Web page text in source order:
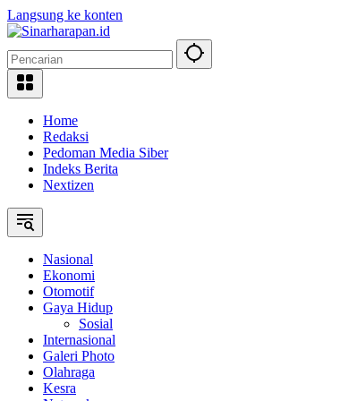
Langsung ke konten
Home
Redaksi
Pedoman Media Siber
Indeks Berita
Nextizen
Nasional
Ekonomi
Otomotif
Gaya Hidup
Sosial
Internasional
Galeri Photo
Olahraga
Kesra